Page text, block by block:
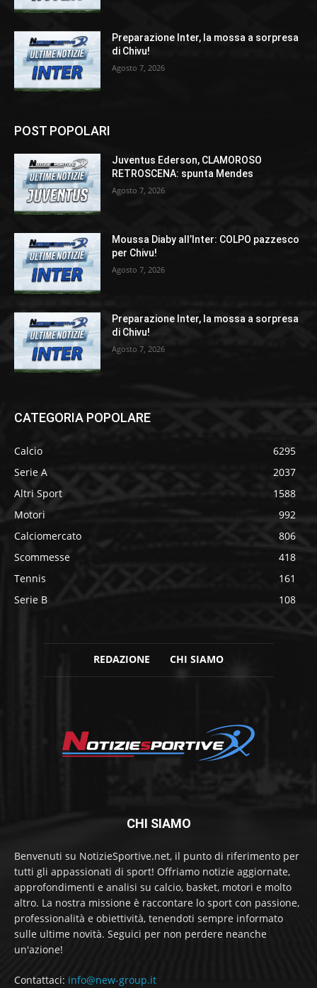
Preparazione Inter, la mossa a sorpresa
di Chivu!
Agosto 7, 2026
POST POPOLARI
Juventus Ederson, CLAMOROSO
RETROSCENA: spunta Mendes
Agosto 7, 2026
Moussa Diaby all’Inter: COLPO pazzesco
per Chivu!
Agosto 7, 2026
Preparazione Inter, la mossa a sorpresa
di Chivu!
Agosto 7, 2026
CATEGORIA POPOLARE
Calcio
6295
Serie A
2037
Altri Sport
1588
Motori
992
Calciomercato
806
Scommesse
418
Tennis
161
Serie B
108
REDAZIONE CHI SIAMO
CHI SIAMO
Benvenuti su NotizieSportive.net, il punto di riferimento per
tutti gli appassionati di sport! Offriamo notizie aggiornate,
approfondimenti e analisi su calcio, basket, motori e molto
altro. La nostra missione è raccontare lo sport con passione,
professionalità e obiettività, tenendoti sempre informato
sulle ultime novità. Seguici per non perdere neanche
un'azione!
Contattaci: info@new-group.it